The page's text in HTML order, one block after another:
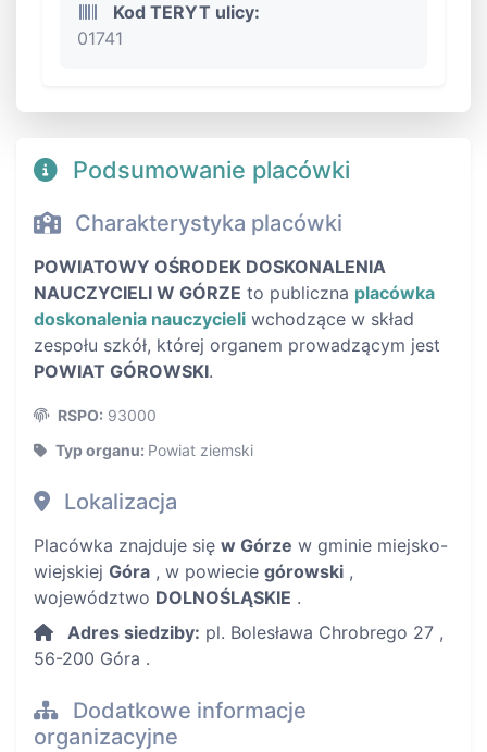
Kod TERYT ulicy:
01741
Podsumowanie placówki
Charakterystyka placówki
POWIATOWY OŚRODEK DOSKONALENIA
NAUCZYCIELI W GÓRZE to publiczna placówka
doskonalenia nauczycieli wchodzące w skład
zespołu szkół, której organem prowadzącym jest
POWIAT GÓROWSKI.
RSPO: 93000
Typ organu: Powiat ziemski
Lokalizacja
Placówka znajduje się w Górze w gminie miejsko-
wiejskiej Góra , w powiecie górowski ,
województwo DOLNOŚLĄSKIE .
Adres siedziby: pl. Bolesława Chrobrego 27 ,
56-200 Góra .
Dodatkowe informacje
organizacyjne